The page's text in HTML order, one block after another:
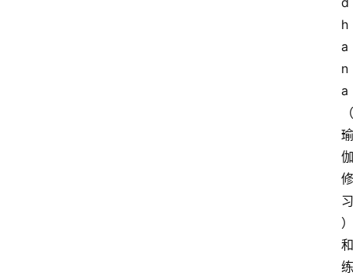
h
a
n
a
（
瑜
伽
修
习
）
和
练